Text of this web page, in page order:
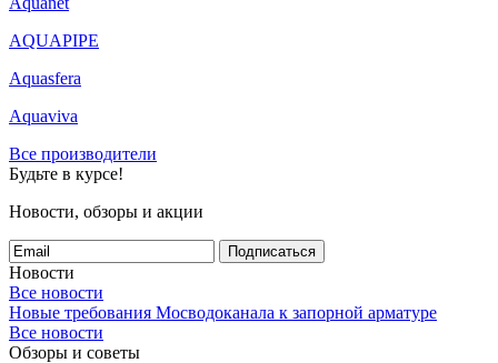
AQUAPIPE
Aquasfera
Aquaviva
Все производители
Будьте в курсе!
Новости, обзоры и акции
Подписаться
Новости
Все новости
Новые требования Мосводоканала к запорной арматуре
Все новости
Обзоры и советы